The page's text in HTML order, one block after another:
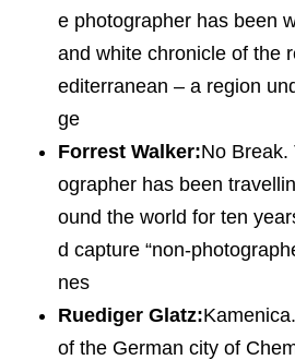
e photographer has been
and white chronicle of the
editerranean – a region
ge
Forrest Walker:No Break.
ographer has been
ound the world for ten
d capture “non-
nes
Ruediger Glatz:
of the German city of